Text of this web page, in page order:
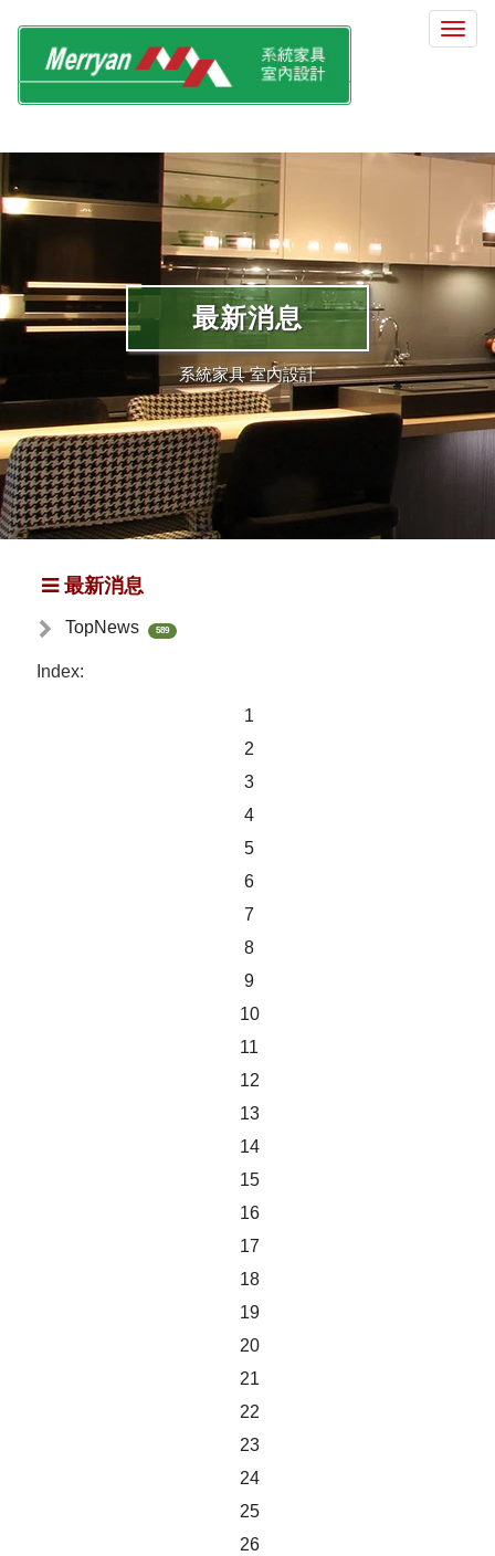
選
最新消息
系統家具 室內設計
最新消息
TopNews 589
Index:
1
2
3
4
5
6
7
8
9
10
11
12
13
14
15
16
17
18
19
20
21
22
23
24
25
26